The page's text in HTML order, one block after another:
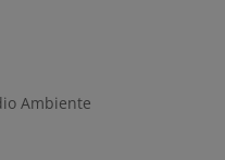
Ambiente